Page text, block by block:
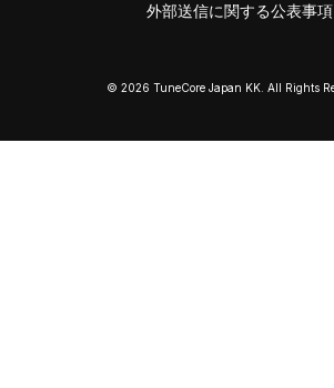
外部送信に関する公表事項
© 2026 TuneCore Japan KK. All Rights